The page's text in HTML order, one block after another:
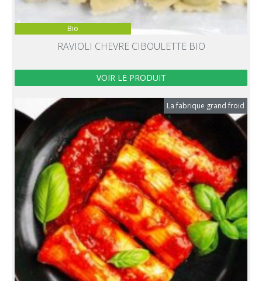
Bio
RAVIOLI CHEVRE CIBOULETTE BIO
VOIR LE PRODUIT
La fabrique grand froid